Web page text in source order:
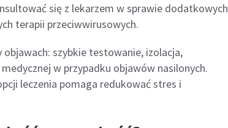
się z lekarzem w sprawie dodatkowych
terapii przeciwwirusowych.
szybkie testowanie, izolacja,
w przypadku objawów nasilonych.
leczenia pomaga redukować stres i